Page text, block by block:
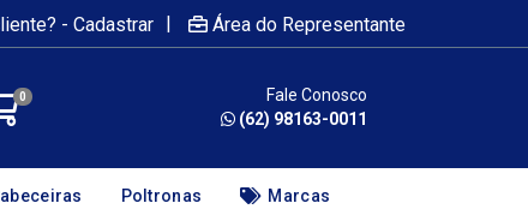
- Cadastrar | Área do Representante
0
Fale Conosco
(62) 98163-0011
Poltronas Marcas